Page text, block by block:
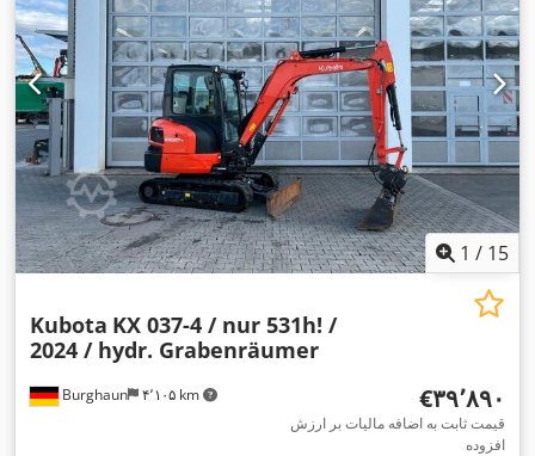
1 / 15
Burghaun ۴٬۱۰۵ km
Kubota KX 037-4 / nur 531h! /
2024 / hydr. Grabenräumer
‎€۳۹٬۸۹۰
قیمت ثابت به اضافه مالیات بر ارزش
افزوده